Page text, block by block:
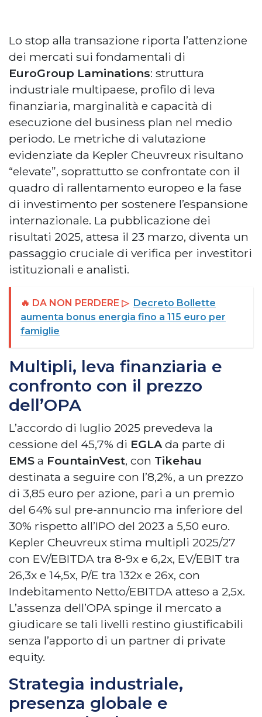
Lo stop alla transazione riporta l’attenzione
dei mercati sui fondamentali di
EuroGroup Laminations: struttura
industriale multipaese, profilo di leva
finanziaria, marginalità e capacità di
esecuzione del business plan nel medio
periodo. Le metriche di valutazione
evidenziate da Kepler Cheuvreux risultano
“elevate”, soprattutto se confrontate con il
quadro di rallentamento europeo e la fase
di investimento per sostenere l’espansione
internazionale. La pubblicazione dei
risultati 2025, attesa il 23 marzo, diventa un
passaggio cruciale di verifica per investitori
istituzionali e analisti.
🔥 DA NON PERDERE ▷ Decreto Bollette
aumenta bonus energia fino a 115 euro per
famiglie
Multipli, leva finanziaria e
confronto con il prezzo
dell’OPA
L’accordo di luglio 2025 prevedeva la
cessione del 45,7% di EGLAda parte di
EMS a FountainVest, con Tikehau
destinata a seguire con l’8,2%, a un prezzo
di 3,85 euro per azione, pari a un premio
del 64% sul pre-annuncio ma inferiore del
30% rispetto all’IPO del 2023 a 5,50 euro.
Kepler Cheuvreux stima multipli 2025/27
con EV/EBITDA tra 8-9x e 6,2x, EV/EBIT tra
26,3x e 14,5x, P/E tra 132x e 26x, con
Indebitamento Netto/EBITDA atteso a 2,5x.
L’assenza dell’OPA spinge il mercato a
giudicare se tali livelli restino giustificabili
senza l’apporto di un partner di private
equity.
Strategia industriale,
presenza globale e